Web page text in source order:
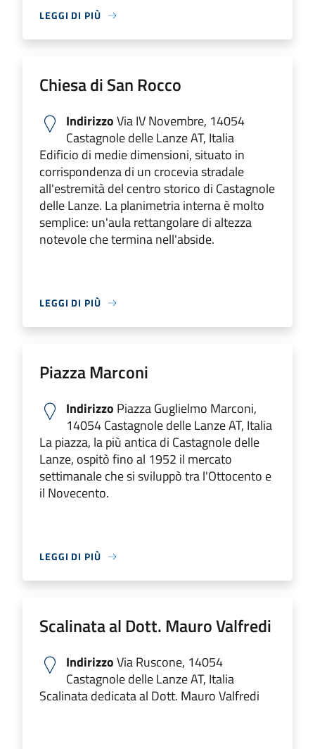
LEGGI DI PIÙ
Chiesa di San Rocco
IndirizzoVia IV Novembre, 14054
Castagnole delle Lanze AT, Italia
Edificio di medie dimensioni, situato in
corrispondenza di un crocevia stradale
all'estremità del centro storico di Castagnole
delle Lanze. La planimetria interna è molto
semplice: un'aula rettangolare di altezza
notevole che termina nell'abside.
LEGGI DI PIÙ
Piazza Marconi
Indirizzo Piazza Guglielmo Marconi,
14054 Castagnole delle Lanze AT, Italia
La piazza, la più antica di Castagnole delle
Lanze, ospitò fino al 1952 il mercato
settimanale che si sviluppò tra l'Ottocento e
il Novecento.
LEGGI DI PIÙ
Scalinata al Dott. Mauro Valfredi
IndirizzoVia Ruscone, 14054
Castagnole delle Lanze AT, Italia
Scalinata dedicata al Dott. Mauro Valfredi